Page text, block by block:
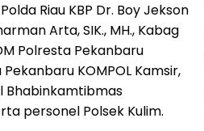
Riau KBP Dr. Boy Jekson
Arta, SIK., MH., Kabag
Polresta Pekanbaru
KOMPOL Kamsir,
Bhabinkamtibmas
personel Polsek Kulim.